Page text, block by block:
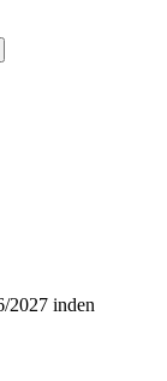
2027 inden